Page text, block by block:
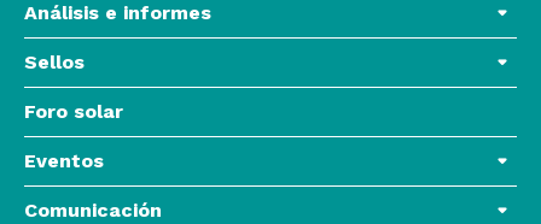
Análisis e informes
Sellos
Foro solar
Eventos
Comunicación